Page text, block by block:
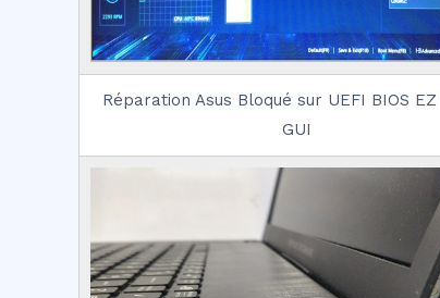
Réparation Asus Bloqué sur UEFI BIOS EZ
GUI